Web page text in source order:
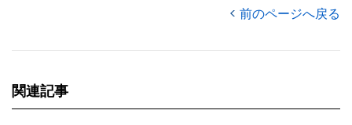
前のページへ戻る
関連記事